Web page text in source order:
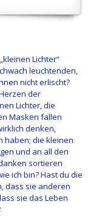
Lichter“
leuchtenden,
nicht erlischt?
der
Lichter, die
Masken fallen
denken,
haben; die kleinen
und an all den
sortieren
ich bin? Hast du die
dass sie anderen
sie das Leben